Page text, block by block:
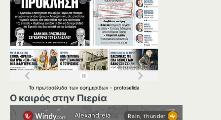
Τα πρωτοσέλιδα των εφημερίδων - protoselida
Ο καιρός στην Πιερία